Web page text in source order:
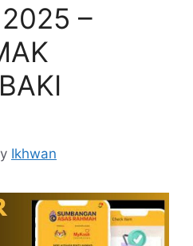
–
Ikhwan